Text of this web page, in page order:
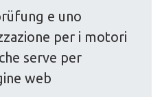
e uno
per i motori
serve per
web